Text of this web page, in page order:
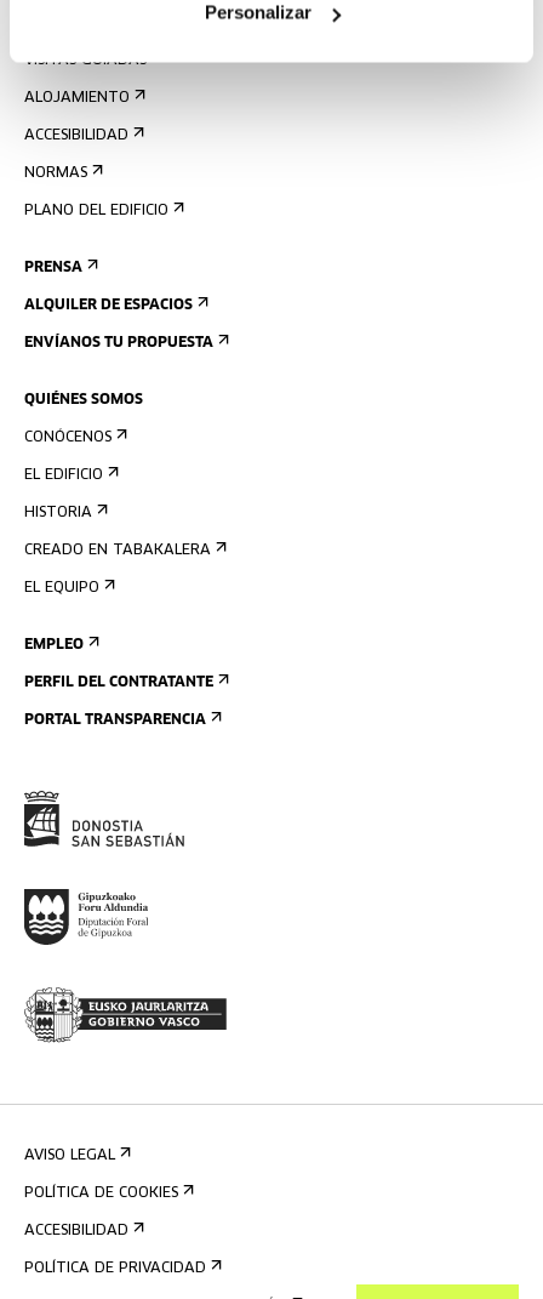
Personalizar
VISITAS GUIADAS
ALOJAMIENTO
ACCESIBILIDAD
NORMAS
PLANO DEL EDIFICIO
PRENSA
ALQUILER DE ESPACIOS
ENVÍANOS TU PROPUESTA
QUIÉNES SOMOS
CONÓCENOS
EL EDIFICIO
HISTORIA
CREADO EN TABAKALERA
EL EQUIPO
EMPLEO
PERFIL DEL CONTRATANTE
PORTAL TRANSPARENCIA
AVISO LEGAL
POLÍTICA DE COOKIES
ACCESIBILIDAD
POLÍTICA DE PRIVACIDAD